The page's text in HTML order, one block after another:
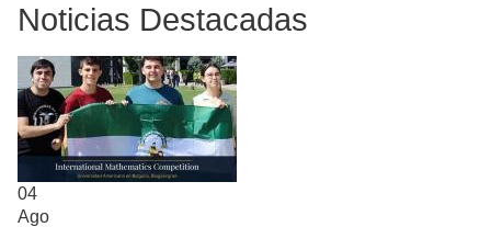
Noticias Destacadas
04
Ago